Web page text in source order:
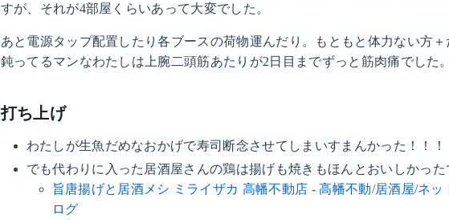
すが、それが4部屋くらいあって大変でした。
あと電源タップ配置したり各ブースの荷物運んだり。もともと体力ない方
鈍ってるマンなわたしは上腕二頭筋あたりが2日目までずっと筋肉痛でした。
打ち上げ
わたしが生魚だめなおかげで寿司断念させてしまいすまんかった！！！
でも代わりに入った居酒屋さんの鶏は揚げも焼きもほんとおいしかった
旨唐揚げと居酒メシ ミライザカ 高幡不動店 - 高幡不動/居酒屋/ネッ
ログ